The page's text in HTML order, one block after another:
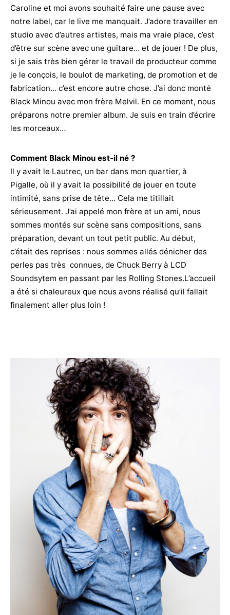
Caroline et moi avons souhaité faire une pause avec
notre label, car le live me manquait. J’adore travailler en
studio avec d’autres artistes, mais ma vraie place, c’est
d’être sur scène avec une guitare… et de jouer ! De plus,
si je sais très bien gérer le travail de producteur comme
je le conçois, le boulot de marketing, de promotion et de
fabrication… c’est encore autre chose. J’ai donc monté
Black Minou avec mon frère Melvil. En ce moment, nous
préparons notre premier album. Je suis en train d’écrire
les morceaux…
Comment Black Minou est-il né ?
Il y avait le Lautrec, un bar dans mon quartier, à
Pigalle, où il y avait la possibilité de jouer en toute
intimité, sans prise de tête… Cela me titillait
sérieusement. J’ai appelé mon frère et un ami, nous
sommes montés sur scène sans compositions, sans
préparation, devant un tout petit public. Au début,
c’était des reprises : nous sommes allés dénicher des
perles pas très connues, de Chuck Berry à LCD
Soundsytem en passant par les Rolling Stones.L’accueil
a été si chaleureux que nous avons réalisé qu’il fallait
finalement aller plus loin !